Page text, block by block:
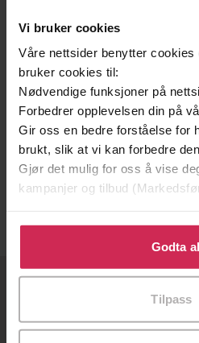
Vi bruker cookies
Våre nettsider benytter
bruker cookies til:
Nødvendige funksjoner på
Forbedrer opplevelsen din på
Gir oss en bedre forståelse for
brukt, slik at vi kan forbedre
Gjør det mulig for oss å vise
kampanjer og tilbud
Klikk på «Godta alle» for å gi
bruke cookies for alle disse
tilpasse ditt samtykke til
Godta
Tilpass
71,-
History of Medicine: All That Matters
Tim Hall
EBOK
Om Ebok.no